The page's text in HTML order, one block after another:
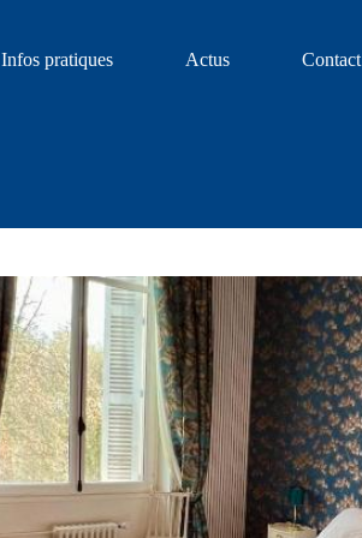
Infos pratiques Actus Contact